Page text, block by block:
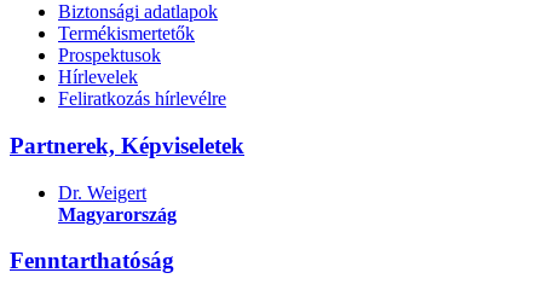
Biztonsági adatlapok
Termékismertetők
Prospektusok
Hírlevelek
Feliratkozás hírlevélre
Partnerek, Képviseletek
Dr. Weigert
Magyarország
Fenntarthatóság